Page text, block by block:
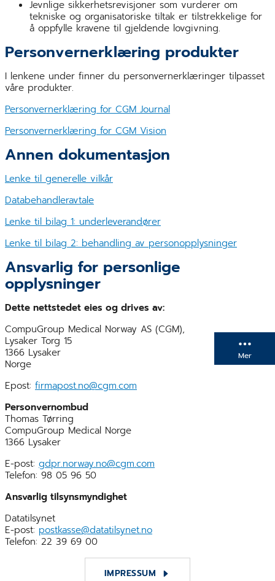
Mer
Jevnlige sikkerhetsrevisjoner som vurderer om
tekniske og organisatoriske tiltak er tilstrekkelige for
å oppfylle kravene til gjeldende lovgivning.
Personvernerklæring produkter
I lenkene under finner du personvernerklæringer tilpasset
våre produkter.
Personvernerklæring for CGM Journal
Personvernerklæring for CGM Vision
Annen dokumentasjon
Lenke til generelle vilkår
Databehandleravtale
Lenke til bilag 1: underleverandører
Lenke til bilag 2: behandling av personopplysninger
Ansvarlig for personlige
opplysninger
Dette nettstedet eies og drives av:
CompuGroup Medical Norway AS (CGM),
Lysaker Torg 15
1366 Lysaker
Norge
Epost: firmapost.no@cgm.com
Personvernombud
Thomas Tørring
CompuGroup Medical Norge
1366 Lysaker
E-post: gdpr.norway.no@cgm.com
Telefon: 98 05 96 50
Ansvarlig tilsynsmyndighet
Datatilsynet
E-post: postkasse@datatilsynet.no
Telefon: 22 39 69 00
IMPRESSUM